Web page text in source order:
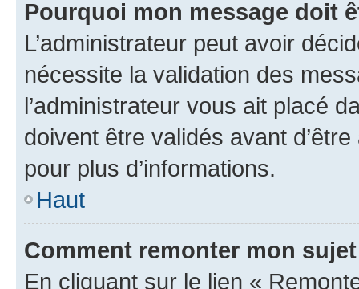
Pourquoi mon message doit
L’administrateur peut avoir
nécessite la validation des
l’administrateur vous ait placé
doivent être validés avant
pour plus d’informations.
Haut
Comment remonter mon
En cliquant sur le lien «